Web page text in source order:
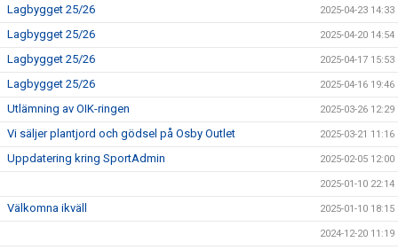
Lagbygget 25/26 2025-04-23 14:33
Lagbygget 25/26 2025-04-20 14:54
Lagbygget 25/26 2025-04-17 15:53
Lagbygget 25/26 2025-04-16 19:46
Utlämning av OIK-ringen 2025-03-26 12:29
Vi säljer plantjord och gödsel på Osby Outlet 2025-03-21 11:16
Uppdatering kring SportAdmin 2025-02-05 12:00
2025-01-10 22:14
Välkomna ikväll 2025-01-10 18:15
2024-12-20 11:19